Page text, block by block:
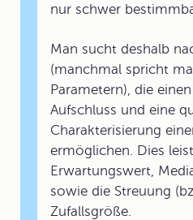
nur schwer
Man sucht deshalb
(manchmal spricht
Parametern), die
Aufschluss und eine
Charakterisierung
ermöglichen. Dies
Erwartungswert,
sowie die Streuung
Zufallsgröße.